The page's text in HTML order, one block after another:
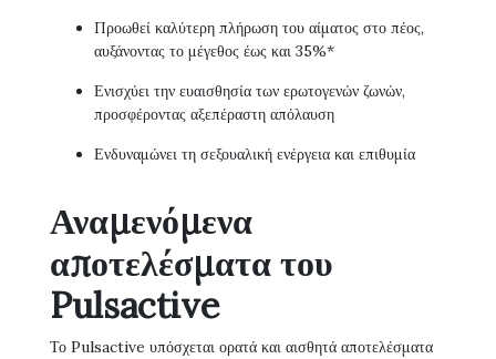
Προωθεί καλύτερη πλήρωση του αίματος στο πέος,
αυξάνοντας το μέγεθος έως και 35%*
Ενισχύει την ευαισθησία των ερωτογενών ζωνών,
προσφέροντας αξεπέραστη απόλαυση
Ενδυναμώνει τη σεξουαλική ενέργεια και επιθυμία
Αναμενόμενα
αποτελέσματα του
Pulsactive
Το Pulsactive υπόσχεται ορατά και αισθητά αποτελέσματα